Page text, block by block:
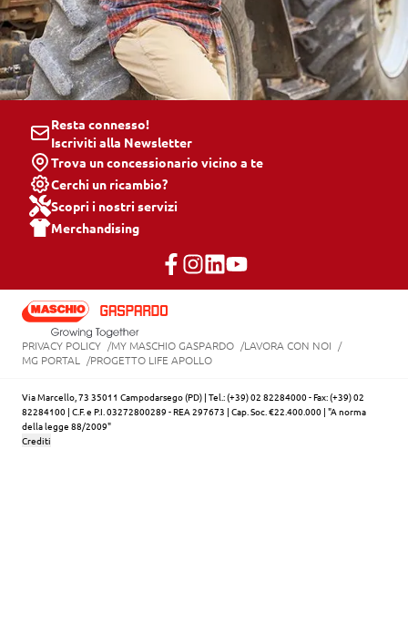
Resta connesso!
Iscriviti alla Newsletter
Trova un concessionario vicino a te
Cerchi un ricambio?
Scopri i nostri servizi
Merchandising
PRIVACY POLICY MY MASCHIO GASPARDO
LAVORA CON NOI
MG PORTAL
PROGETTO LIFE APOLLO
Via Marcello, 73 35011 Campodarsego (PD) | Tel.: (+39) 02 82284000 - Fax: (+39) 02
82284100 | C.F. e P.I. 03272800289 - REA 297673 | Cap. Soc. €22.400.000 | "A norma
della legge 88/2009"
Crediti